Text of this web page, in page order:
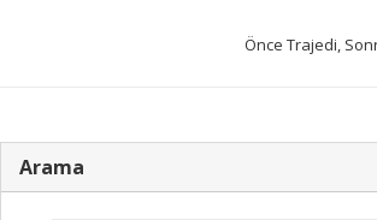
Önce Trajedi,
Arama